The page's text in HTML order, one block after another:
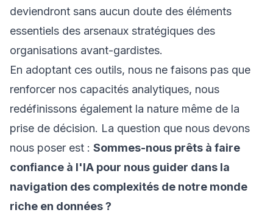
deviendront sans aucun doute des éléments
essentiels des arsenaux stratégiques des
organisations avant-gardistes.
En adoptant ces outils, nous ne faisons pas que
renforcer nos capacités analytiques, nous
redéfinissons également la nature même de la
prise de décision. La question que nous devons
nous poser est : Sommes-nous prêts à faire
confiance à l'IA pour nous guider dans la
navigation des complexités de notre monde
riche en données ?